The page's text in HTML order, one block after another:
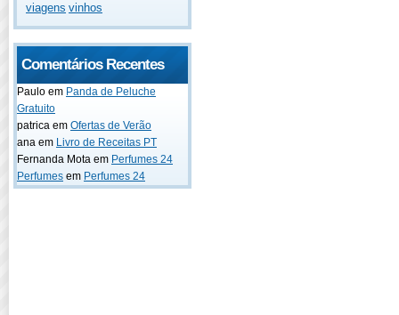
viagens vinhos
Comentários Recentes
Paulo em Panda de Peluche
Gratuito
patrica em Ofertas de Verão
ana em Livro de Receitas PT
Fernanda Mota em Perfumes 24
Perfumes em Perfumes 24